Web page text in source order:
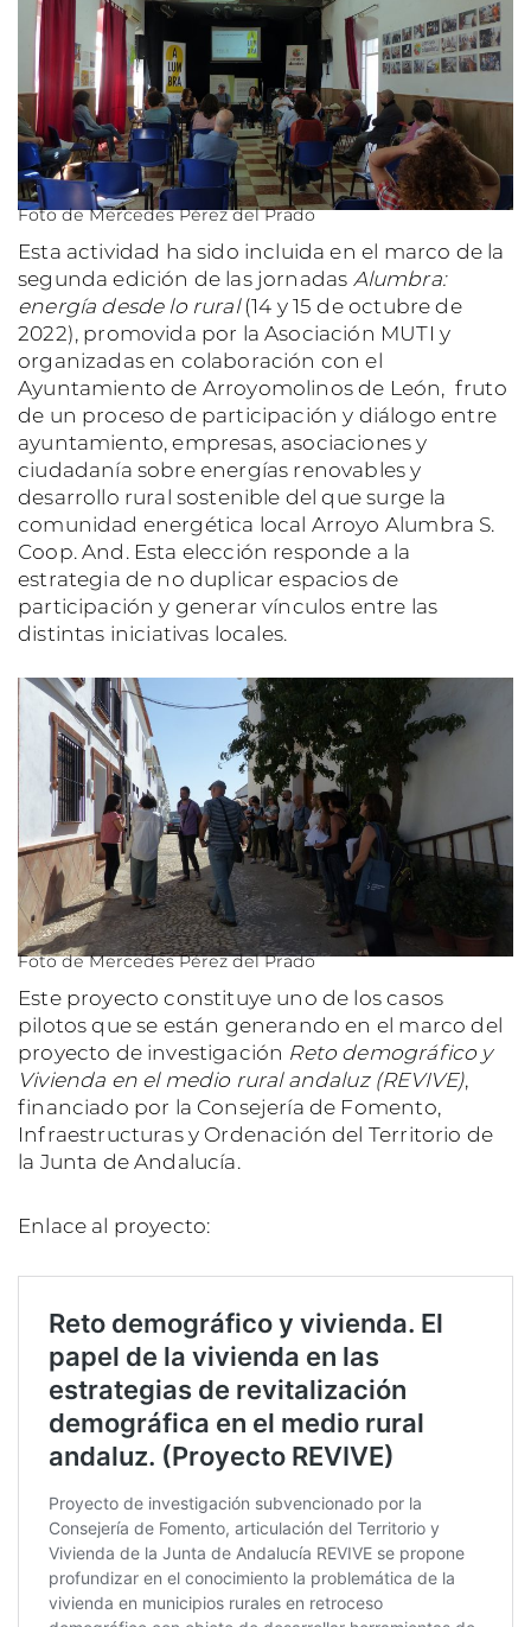
Foto de Mercedes Pérez del Prado
Esta actividad ha sido incluida en el marco de la
segunda edición de las jornadas Alumbra:
energía desde lo rural(14 y 15 de octubre de
2022), promovida por la Asociación MUTI y
organizadas en colaboración con el
Ayuntamiento de Arroyomolinos de León, fruto
de un proceso de participación y diálogo entre
ayuntamiento, empresas, asociaciones y
ciudadanía sobre energías renovables y
desarrollo rural sostenible del que surge la
comunidad energética local Arroyo Alumbra S.
Coop. And. Esta elección responde a la
estrategia de no duplicar espacios de
participación y generar vínculos entre las
distintas iniciativas locales.
Foto de Mercedes Pérez del Prado
Este proyecto constituye uno de los casos
pilotos que se están generando en el marco del
proyecto de investigación Reto demográfico y
Vivienda en el medio rural andaluz (REVIVE),
financiado por la Consejería de Fomento,
Infraestructuras y Ordenación del Territorio de
la Junta de Andalucía.
Enlace al proyecto: